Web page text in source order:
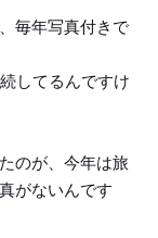
毎年写真付きで
してるんですけ
のが、今年は旅
がないんです